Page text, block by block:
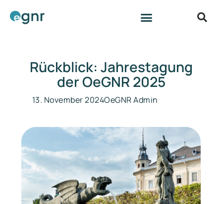
Rückblick: Jahrestagung
der OeGNR 2025
13. November 2024OeGNR Admin